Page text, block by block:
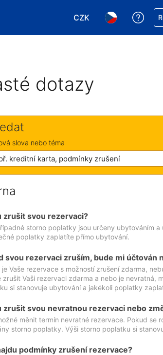
CZK
Vyberte si měnu.
Vyberte si
dotazy
slova nebo téma
zrušit svou rezervaci?
storno poplatky jsou určeny ubytováním
poplatky zaplatíte přímo ubytování.
svou rezervaci zruším, bude mi účtován
je Vaše rezervace s možností zrušení zdarma,
zrušit Vaši rezervaci zdarma a nebo je nevratná,
si stanovuje ubytování a jakékoli poplatky
zrušit svou nevratnou rezervaci nebo
měnit termín nevratné rezervace. Pokud se
storno poplatky. Výši storno poplatku si
podmínky zrušení rezervace?